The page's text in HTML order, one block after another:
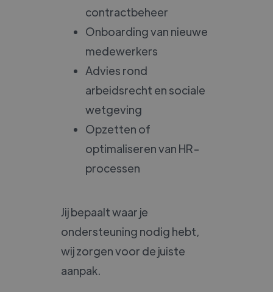
contractbeheer
Onboarding van nieuwe
medewerkers
Advies rond
arbeidsrecht en sociale
wetgeving
Opzetten of
optimaliseren van HR-
processen
Jij bepaalt waar je
ondersteuning nodig hebt,
wij zorgen voor de juiste
aanpak.